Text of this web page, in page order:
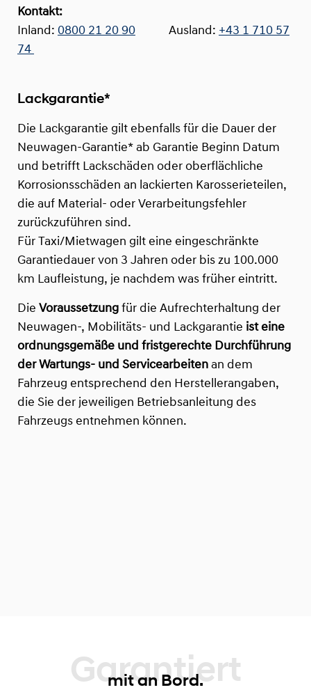
Kontakt:
Inland: 0800 21 20 90 Ausland: +43 1 710 57
74
Lackgarantie*
Die Lackgarantie gilt ebenfalls für die Dauer der
Neuwagen-Garantie* ab Garantie Beginn Datum
und betrifft Lackschäden oder oberflächliche
Korrosionsschäden an lackierten Karosserieteilen,
die auf Material- oder Verarbeitungsfehler
zurückzuführen sind.
Für Taxi/Mietwagen gilt eine eingeschränkte
Garantiedauer von 3 Jahren oder bis zu 100.000
km Laufleistung, je nachdem was früher eintritt.
Die Voraussetzung für die Aufrechterhaltung der
Neuwagen-, Mobilitäts- und Lackgarantie ist eine
ordnungsgemäße und fristgerechte Durchführung
der Wartungs- und Servicearbeiten an dem
Fahrzeug entsprechend den Herstellerangaben,
die Sie der jeweiligen Betriebsanleitung des
Fahrzeugs entnehmen können.
Garantiert
mit an Bord.